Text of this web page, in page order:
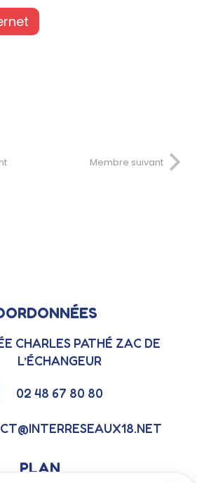
Membre suivant
PLAN
CHARLES PATHÉ ZAC DE
L’ÉCHANGEUR
02 48 67 80 80